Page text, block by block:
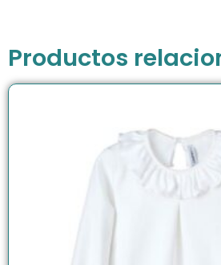
Productos